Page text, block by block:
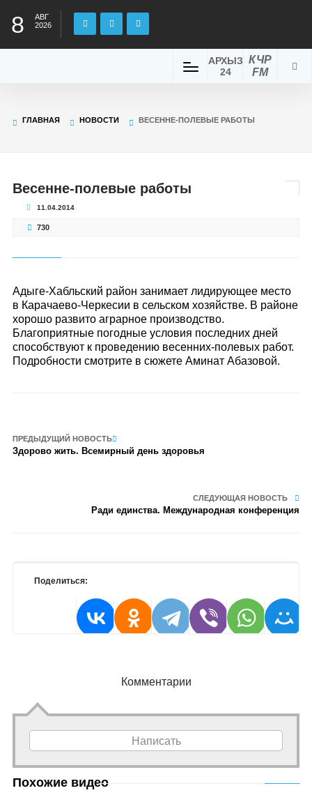
8
АВГ
2026
КЧР
FM
АРХЫЗ
24
ГЛАВНАЯ НОВОСТИ ВЕСЕННЕ-ПОЛЕВЫЕ РАБОТЫ
Весенне-полевые работы
11.04.2014
730
Адыге-Хабльский район занимает лидирующее место
в Карачаево-Черкесии в сельском хозяйстве. В районе
хорошо развито аграрное производство.
Благоприятные погодные условия последних дней
способствуют к проведению весенних-полевых работ.
Подробности смотрите в сюжете Аминат Абазовой.
ПРЕДЫДУЩИЙ НОВОСТЬ
Здорово жить. Всемирный день здоровья
СЛЕДУЮЩАЯ НОВОСТЬ
Ради единства. Международная конференция
Поделиться:
Комментарии
Написать
Похожие видео